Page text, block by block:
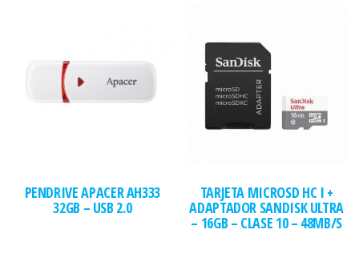
PENDRIVE APACER AH333
32GB – USB 2.0
TARJETA MICROSD HC I +
ADAPTADOR SANDISK ULTRA
– 16GB – CLASE 10 – 48MB/S